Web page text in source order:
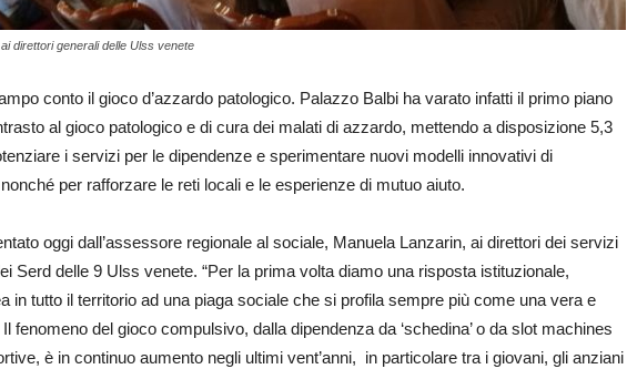
direttori generali delle Ulss venete
conto il gioco d’azzardo patologico. Palazzo Balbi ha varato infatti il primo piano
al gioco patologico e di cura dei malati di azzardo, mettendo a disposizione 5,3
i servizi per le dipendenze e sperimentare nuovi modelli innovativi di
per rafforzare le reti locali e le esperienze di mutuo aiuto.
oggi dall’assessore regionale al sociale, Manuela Lanzarin, ai direttori dei servizi
Serd delle 9 Ulss venete. “Per la prima volta diamo una risposta istituzionale,
in tutto il territorio ad una piaga sociale che si profila sempre più come una vera e
fenomeno del gioco compulsivo, dalla dipendenza da ‘schedina’ o da slot machines
è in continuo aumento negli ultimi vent’anni, in particolare tra i giovani, gli anziani